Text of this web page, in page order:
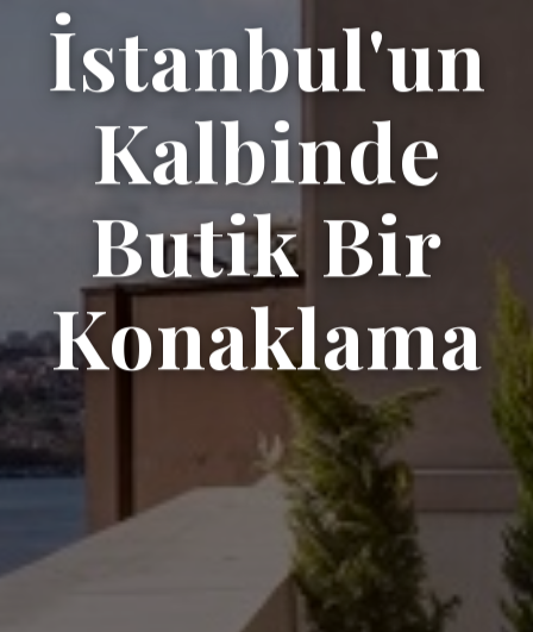
İstanbul'un
Kalbinde
Butik Bir
Konaklama